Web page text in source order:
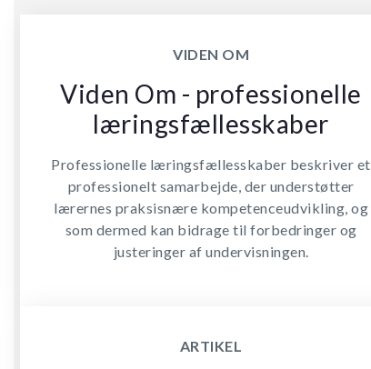
VIDEN OM
Viden Om - professionelle
læringsfællesskaber
Professionelle læringsfællesskaber beskriver et
professionelt samarbejde, der understøtter
lærernes praksisnære kompetenceudvikling, og
som dermed kan bidrage til forbedringer og
justeringer af undervisningen.
ARTIKEL